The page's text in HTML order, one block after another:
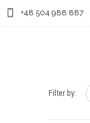
+48 504 988 887
Filter by: